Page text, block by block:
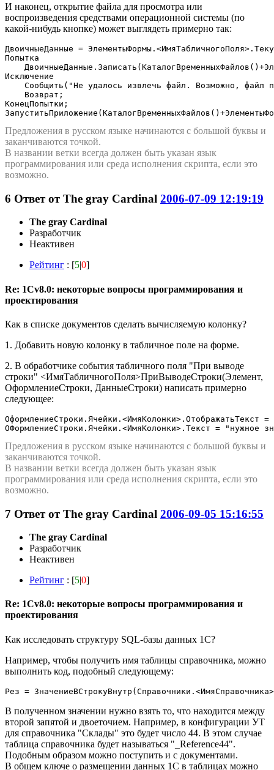
И наконец, открытие файла для просмотра или
воспроизведения средствами операционной системы (по
какой-нибудь кнопке) может выглядеть примерно так:
ДвоичныеДанные =
Попытка
Исключение
Сообщить("Не удалось извлечь файл. Возможно, файл
    Возврат;
КонецПопытки;
Предложения в русском языке начинаются с большой буквы и
заканчиваются точкой.
В названии ветки всегда должен быть указан язык
программирования или среда исполнения скрипта, если это
возможно.
6 Ответ отThe gray Cardinal 2006-07-09 12:19:19
The gray Cardinal
Разработчик
Неактивен
Рейтинг : [5|0]
Re: 1Cv8.0: некоторые вопросы программирования и
проектирования
Как в списке документов сделать вычисляемую колонку?
1. Добавить новую колонку в табличное поле на форме.
2. В обработчике события табличного поля "При выводе
строки" <ИмяТабличногоПоля>ПриВыводеСтроки(Элемент,
ОформлениеСтроки, ДанныеСтроки) написать примерно
следующее:
ОформлениеСтроки.Ячейки.<ИмяКолонки>.ОтображатьТекст
ОФормлениеСтроки.Ячейки.<ИмяКолонки>.Текст = "нужное
Предложения в русском языке начинаются с большой буквы и
заканчиваются точкой.
В названии ветки всегда должен быть указан язык
программирования или среда исполнения скрипта, если это
возможно.
7 Ответ отThe gray Cardinal 2006-09-05 15:16:55
The gray Cardinal
Разработчик
Неактивен
Рейтинг : [5|0]
Re: 1Cv8.0: некоторые вопросы программирования и
проектирования
Как исследовать структуру SQL-базы данных 1С?
Например, чтобы получить имя таблицы справочника, можно
выполнить код, подобный следующему:
Рез =
В полученном значении нужно взять то, что находится между
второй запятой и двоеточием. Например, в конфигурации УТ
для справочника "Склады" это будет число 44. В этом случае
таблица справочника будет называться "_Reference44".
Подобным образом можно поступить и с документами.
В общем ключе о размещении данных 1С в таблицах можно